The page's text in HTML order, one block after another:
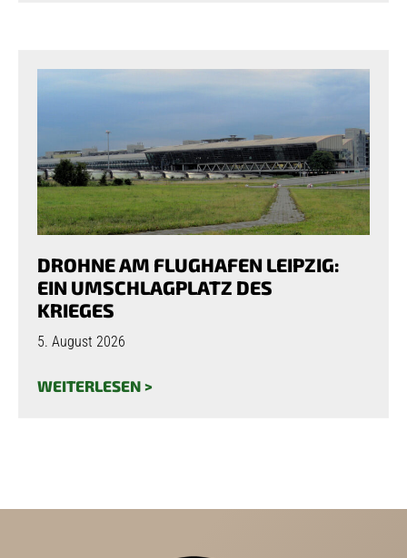
DROHNE AM FLUGHAFEN LEIPZIG:
EIN UMSCHLAGPLATZ DES
KRIEGES
5. August 2026
WEITERLESEN >